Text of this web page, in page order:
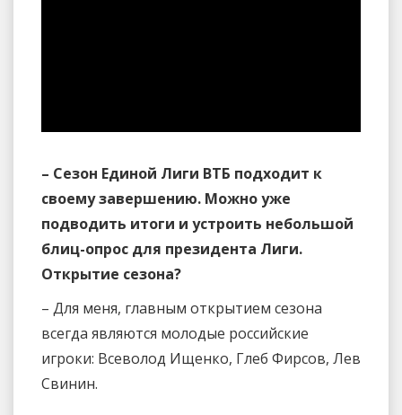
– Сезон Единой Лиги ВТБ подходит к
своему завершению. Можно уже
подводить итоги и устроить небольшой
блиц-опрос для президента Лиги.
Открытие сезона?
– Для меня, главным открытием сезона
всегда являются молодые российские
игроки: Всеволод Ищенко, Глеб Фирсов, Лев
Свинин.